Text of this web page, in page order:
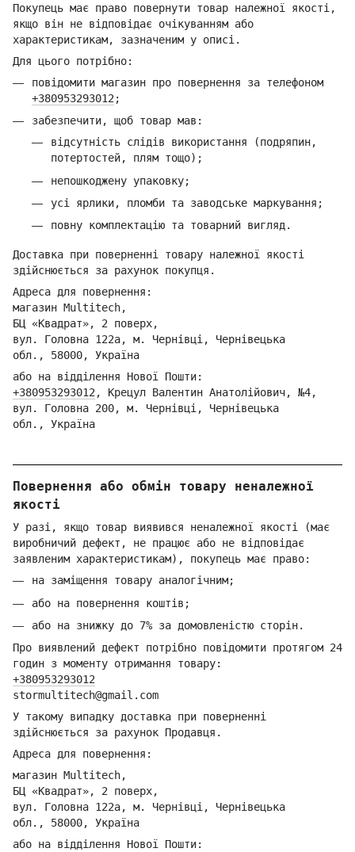
Покупець має право повернути товар належної якості,
якщо він не відповідає очікуванням або
характеристикам, зазначеним у описі.
Для цього потрібно:
повідомити магазин про повернення за телефоном
+380953293012 ;
забезпечити, щоб товар мав:
відсутність слідів використання (подряпин,
потертостей, плям тощо);
непошкоджену упаковку;
усі ярлики, пломби та заводське маркування;
повну комплектацію та товарний вигляд.
Доставка при поверненні товару належної якості
здійснюється за рахунок покупця.
Адреса для повернення:
магазин Multitech,
БЦ «Квадрат», 2 поверх,
вул. Головна 122а, м. Чернівці, Чернівецька
обл., 58000, Україна
або на відділення Нової Пошти:
+380953293012 , Крецул Валентин Анатолійович, №4,
вул. Головна 200, м. Чернівці, Чернівецька
обл., Україна
Повернення або обмін товару неналежної
якості
У разі, якщо товар виявився неналежної якості (має
виробничий дефект, не працює або не відповідає
заявленим характеристикам), покупець має право:
на заміщення товару аналогічним;
або на повернення коштів;
або на знижку до 7% за домовленістю сторін.
Про виявлений дефект потрібно повідомити протягом 24
годин з моменту отримання товару:
+380953293012
stormultitech@gmail.com
У такому випадку доставка при поверненні
здійснюється за рахунок Продавця.
Адреса для повернення:
магазин Multitech,
БЦ «Квадрат», 2 поверх,
вул. Головна 122а, м. Чернівці, Чернівецька
обл., 58000, Україна
або на відділення Нової Пошти: